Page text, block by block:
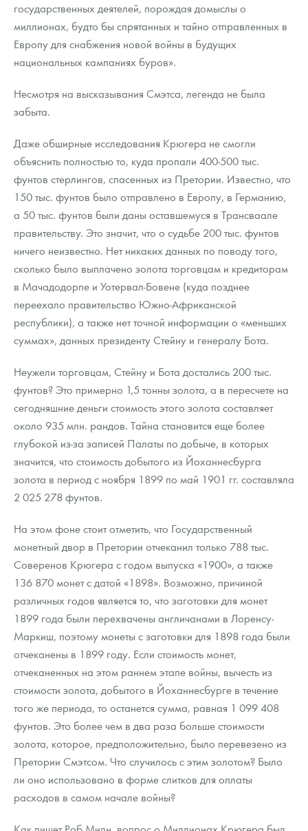
государственных деятелей, порождая домыслы о
миллионах, будто бы спрятанных и тайно отправленных в
Европу для снабжения новой войны в будущих
национальных кампаниях буров».
Несмотря на высказывания Смэтса, легенда не была
забыта.
Даже обширные исследования Крюгера не смогли
объяснить полностью то, куда пропали 400-500 тыс.
фунтов стерлингов, спасенных из Претории. Известно, что
150 тыс. фунтов было отправлено в Европу, в Германию,
а 50 тыс. фунтов были даны оставшемуся в Трансваале
правительству. Это значит, что о судьбе 200 тыс. фунтов
ничего неизвестно. Нет никаких данных по поводу того,
сколько было выплачено золота торговцам и кредиторам
в Мачадодорпе и Уотервал-Бовене (куда позднее
переехало правительство Южно-Африканской
республики), а также нет точной информации о «меньших
суммах», данных президенту Стейну и генералу Бота.
Неужели торговцам, Стейну и Бота достались 200 тыс.
фунтов? Это примерно 1,5 тонны золота, а в пересчете на
сегодняшние деньги стоимость этого золота составляет
около 935 млн. рандов. Тайна становится еще более
глубокой из-за записей Палаты по добыче, в которых
значится, что стоимость добытого из Йоханнесбурга
золота в период с ноября 1899 по май 1901 гг. составляла
2 025 278 фунтов.
На этом фоне стоит отметить, что Государственный
монетный двор в Претории отчеканил только 788 тыс.
Соверенов Крюгера с годом выпуска «1900», а также
136 870 монет с датой «1898». Возможно, причиной
различных годов является то, что заготовки для монет
1899 года были перехвачены англичанами в Лоренсу-
Маркиш, поэтому монеты с заготовки для 1898 года были
отчеканены в 1899 году. Если стоимость монет,
отчеканенных на этом раннем этапе войны, вычесть из
стоимости золота, добытого в Йоханнесбурге в течение
того же периода, то останется сумма, равная 1 099 408
фунтов. Это более чем в два раза больше стоимости
золота, которое, предположительно, было перевезено из
Претории Смэтсом. Что случилось с этим золотом? Было
ли оно использовано в форме слитков для оплаты
расходов в самом начале войны?